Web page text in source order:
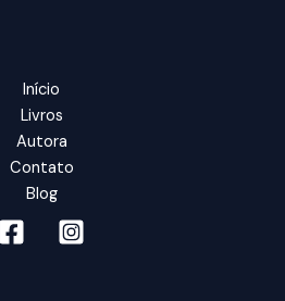
Início
Livros
Autora
Contato
Blog